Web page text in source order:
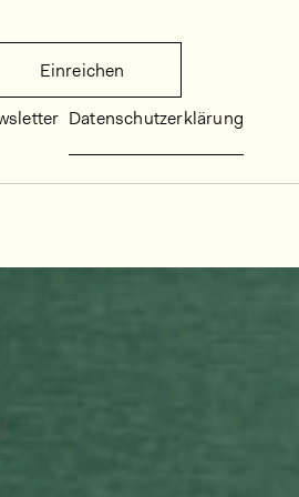
Einreichen
Datenschutzerklärung